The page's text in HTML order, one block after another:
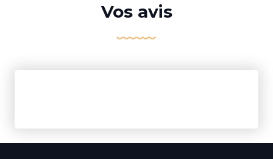
Vos avis